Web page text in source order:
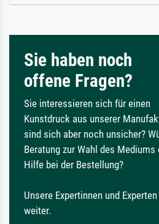
Sie haben noch
offene Fragen?
Sie interessieren sich für einen
Kunstdruck aus unserer
sind sich aber noch unsicher?
Beratung zur Wahl des
Hilfe bei der Bestellung?
Unsere Expertinnen und
weiter.